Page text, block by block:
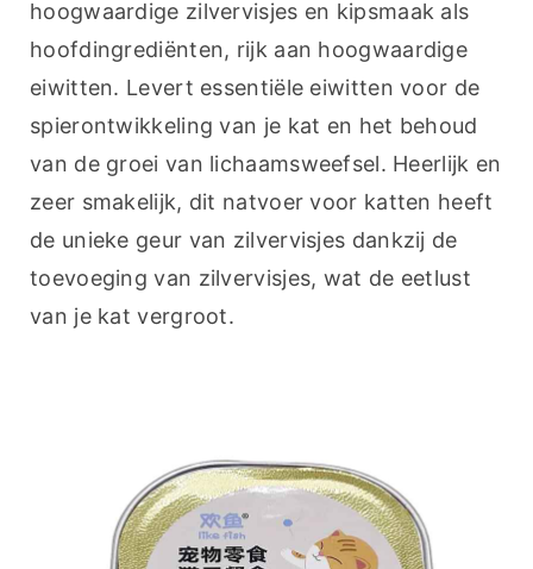
hoogwaardige zilvervisjes en kipsmaak als
hoofdingrediënten, rijk aan hoogwaardige
eiwitten. Levert essentiële eiwitten voor de
spierontwikkeling van je kat en het behoud
van de groei van lichaamsweefsel. Heerlijk en
zeer smakelijk, dit natvoer voor katten heeft
de unieke geur van zilvervisjes dankzij de
toevoeging van zilvervisjes, wat de eetlust
van je kat vergroot.